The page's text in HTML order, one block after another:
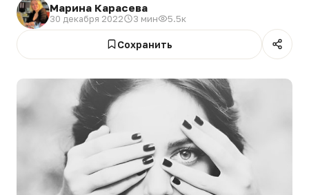
Марина Карасева
30 декабря 2022 3 мин 5.5к
Сохранить